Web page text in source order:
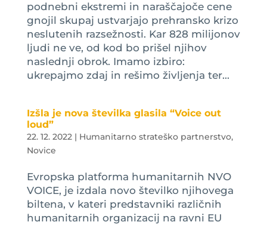
podnebni ekstremi in naraščajoče cene
gnojil skupaj ustvarjajo prehransko krizo
neslutenih razsežnosti. Kar 828 milijonov
ljudi ne ve, od kod bo prišel njihov
naslednji obrok. Imamo izbiro:
ukrepajmo zdaj in rešimo življenja ter...
Izšla je nova številka glasila “Voice out
loud”
22. 12. 2022| Humanitarno strateško partnerstvo,
Novice
Evropska platforma humanitarnih NVO
VOICE, je izdala novo številko njihovega
biltena, v kateri predstavniki različnih
humanitarnih organizacij na ravni EU